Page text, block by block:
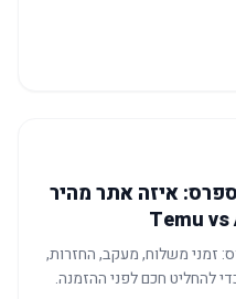
איזה אתר מהיר
זמני משלוח, מעקב, החזרות,
להחליט חכם לפני ההזמנה.